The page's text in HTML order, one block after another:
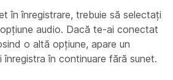
în înregistrare, trebuie să selectați
audio. Dacă te-ai conectat
o altă opțiune, apare un
în continuare fără sunet.